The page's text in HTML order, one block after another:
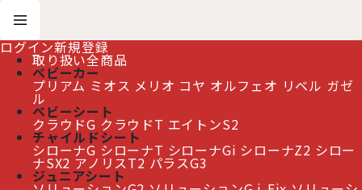
ログイン新規登録
取り扱い全商品
ベビーカー
プリアム ミオス メリオ コヤ オルフェオ リベル ガゼ
ル
ベビーシート
クラウドG クラウドT エイトンS2
チャイルドシート
シローナG シローナT シローナGi シローナZ2 シロー
ナSX2 アノリスT2 パラスG3
ジュニアシート
> おすすめ商品 >レモ ラーニングタワー
≫ 熊本地震の影響によるお届け遅延について